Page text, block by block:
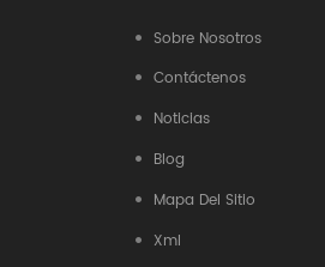
Sobre Nosotros
Contáctenos
Noticias
Blog
Mapa Del Sitio
Xml